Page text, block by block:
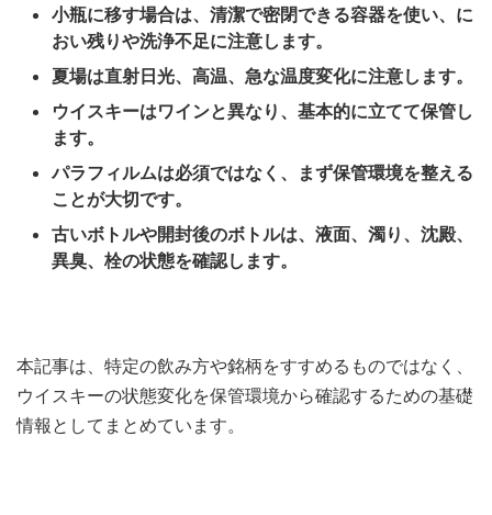
小瓶に移す場合は、清潔で密閉できる容器を使い、に
おい残りや洗浄不足に注意します。
夏場は直射日光、高温、急な温度変化に注意します。
ウイスキーはワインと異なり、基本的に立てて保管し
ます。
パラフィルムは必須ではなく、まず保管環境を整える
ことが大切です。
古いボトルや開封後のボトルは、液面、濁り、沈殿、
異臭、栓の状態を確認します。
本記事は、特定の飲み方や銘柄をすすめるものではなく、
ウイスキーの状態変化を保管環境から確認するための基礎
情報としてまとめています。